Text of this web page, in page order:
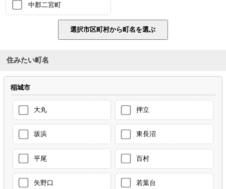
中郡二宮町
住みたい町名
稲城市
大丸 押立
坂浜 東長沼
平尾 百村
矢野口 若葉台